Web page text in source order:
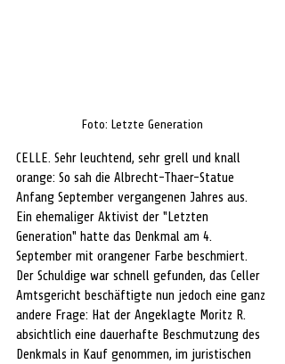
Foto: Letzte Generation
CELLE. Sehr leuchtend, sehr grell und knall
orange: So sah die Albrecht-Thaer-Statue
Anfang September vergangenen Jahres aus.
Ein ehemaliger Aktivist der "Letzten
Generation" hatte das Denkmal am 4.
September mit orangener Farbe beschmiert.
Der Schuldige war schnell gefunden, das Celler
Amtsgericht beschäftigte nun jedoch eine ganz
andere Frage: Hat der Angeklagte Moritz R.
absichtlich eine dauerhafte Beschmutzung des
Denkmals in Kauf genommen, im juristischen